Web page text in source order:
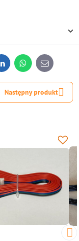
LinkedInWhatsApp
E-
mail
Następny produkt